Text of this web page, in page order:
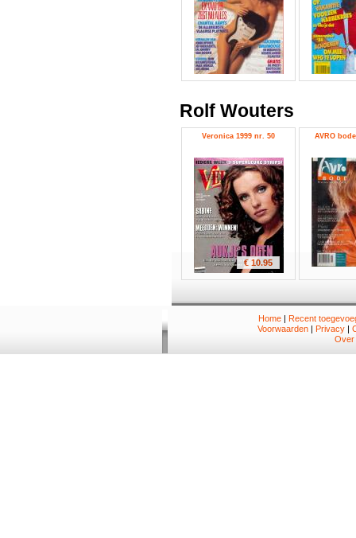
Rolf Wouters
Veronica 1999 nr. 50
€ 10.95
AVRO
Home| Recent
Voorwaarden | Privacy |
Over